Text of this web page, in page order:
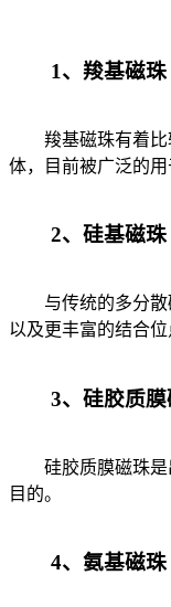
1、羧基磁珠
羧基磁珠有着比较
体，目前被广泛的用
2、硅基磁珠
与传统的多分散磁
以及更丰富的结合
3、硅胶质膜
硅胶质膜磁珠是出
目的。
4、氨基磁珠